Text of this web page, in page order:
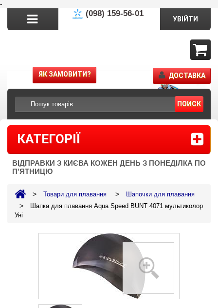
-
(098) 159-56-01
ПОИСК
УВІЙТИ
ЯК ЗАМОВИТИ? ДОСТАВКА
КАТЕГОРІЇ
ВІДПРАВКИ З КИЄВА КОЖЕН ДЕНЬ З ПОНЕДІЛКА ПО
П'ЯТНИЦЮ
> Товари для плавання > Шапочки для плавання
>
Шапка для плавання Aqua Speed BUNT 4071 мультиколор
Уні